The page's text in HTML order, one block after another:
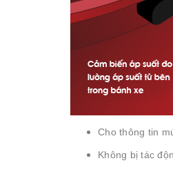
Cho thông tin
Không bị tác